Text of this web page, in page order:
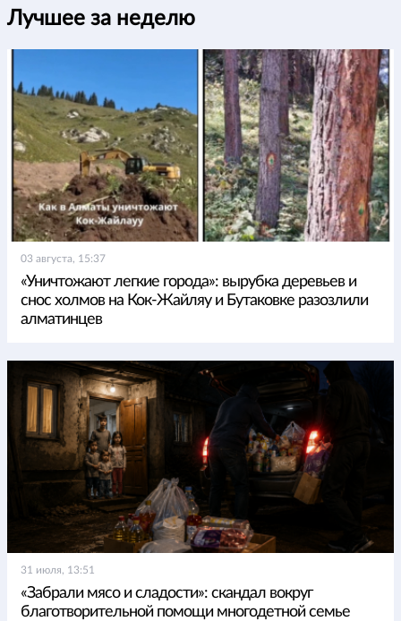
Лучшее за неделю
03 августа, 15:37
«Уничтожают легкие города»: вырубка деревьев и
снос холмов на Кок-Жайляу и Бутаковке разозлили
алматинцев
31 июля, 13:51
«Забрали мясо и сладости»: скандал вокруг
благотворительной помощи многодетной семье